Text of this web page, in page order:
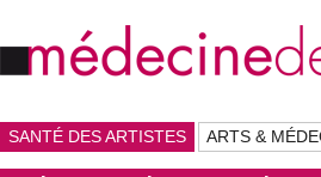
SANTÉ DES ARTISTES ARTS &